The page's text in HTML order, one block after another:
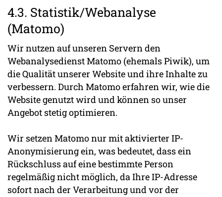
4.3. Statistik/Webanalyse
(Matomo)
Wir nutzen auf unseren Servern den
Webanalysedienst Matomo (ehemals Piwik), um
die Qualität unserer Website und ihre Inhalte zu
verbessern. Durch Matomo erfahren wir, wie die
Website genutzt wird und können so unser
Angebot stetig optimieren.
Wir setzen Matomo nur mit aktivierter IP-
Anonymisierung ein, was bedeutet, dass ein
Rückschluss auf eine bestimmte Person
regelmäßig nicht möglich, da Ihre IP-Adresse
sofort nach der Verarbeitung und vor der